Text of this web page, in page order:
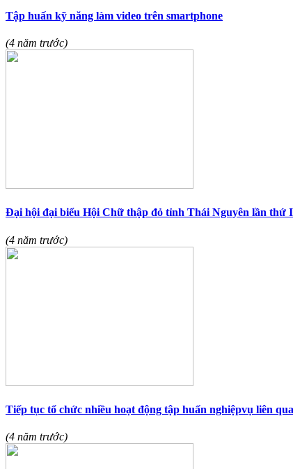
Tập huấn kỹ năng làm video trên smartphone
(4 năm trước)
Đại hội đại biểu Hội Chữ thập đỏ tỉnh Thái Nguyên lần thứ
(4 năm trước)
Tiếp tục tổ chức nhiều hoạt động tập huấn nghiệpvụ liên
(4 năm trước)